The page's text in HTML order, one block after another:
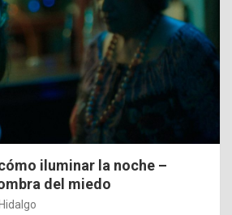
iluminar la noche –
del miedo